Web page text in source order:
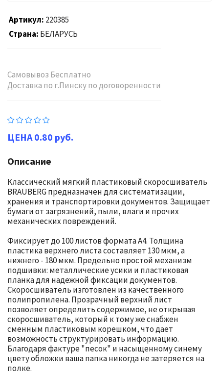
Артикул 220385
Страна БЕЛАРУСЬ
Самовывоз Бесплатно
Доставка по г.Пинску по договоренности
0.80 руб.
Описание
Классический мягкий пластиковый скоросшиватель
BRAUBERG предназначен для систематизации,
хранения и транспортировки документов. Защищает
бумаги от загрязнений, пыли, влаги и прочих
механических повреждений.
Фиксирует до 100 листов формата А4. Толщина
пластика верхнего листа составляет 130 мкм, а
нижнего - 180 мкм. Предельно простой механизм
подшивки: металлические усики и пластиковая
планка для надежной фиксации документов.
Скоросшиватель изготовлен из качественного
полипропилена. Прозрачный верхний лист
позволяет определить содержимое, не открывая
скоросшиватель, который к тому же снабжен
сменным пластиковым корешком, что дает
возможность структурировать информацию.
Благодаря фактуре "песок" и насыщенному синему
цвету обложки ваша папка никогда не затеряется на
полке.